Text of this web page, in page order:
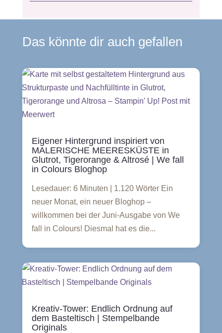
Das könnte dir auch gefallen
Eigener Hintergrund inspiriert von
MALERISCHE MEERESKÜSTE in
Glutrot, Tigerorange & Altrosé | We fall
in Colours Bloghop
Lesedauer: 6 Minuten | 1.120 Wörter Ein
neuer Monat, ein neuer Bloghop –
willkommen bei der Juni-Ausgabe von We
fall in Colours! Diesmal hat es die...
Kreativ-Tower: Endlich Ordnung auf
dem Basteltisch | Stempelbande
Originals